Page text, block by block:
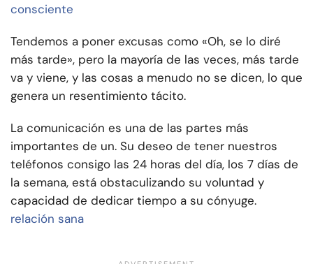
consciente
Tendemos a poner excusas como «Oh, se lo diré
más tarde», pero la mayoría de las veces, más tarde
va y viene, y las cosas a menudo no se dicen, lo que
genera un resentimiento tácito.
La comunicación es una de las partes más
importantes de un. Su deseo de tener nuestros
teléfonos consigo las 24 horas del día, los 7 días de
la semana, está obstaculizando su voluntad y
capacidad de dedicar tiempo a su cónyuge.
relación sana